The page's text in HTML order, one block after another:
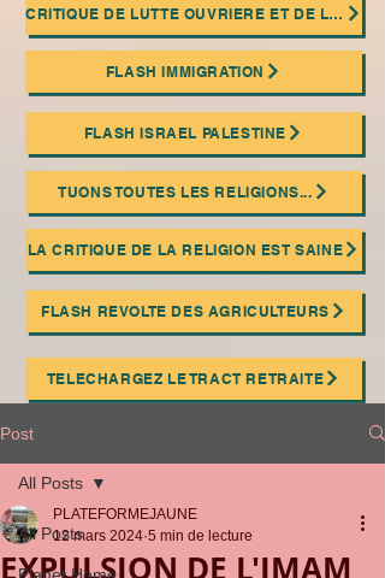
CRITIQUE DE LUTTE OUVRIERE ET DE LA RELIGION TROTSKIENNE
FLASH IMMIGRATION
FLASH ISRAEL PALESTINE
TUONS TOUTES LES RELIGIONS...
LA CRITIQUE DE LA RELIGION EST SAINE
FLASH REVOLTE DES AGRICULTEURS
TELECHARGEZ LE TRACT RETRAITE
Post
All Posts
Planet Home
All Posts
EXPULSION DE L'IMAM
PLATEFORMEJAUNE
12 mars 2024 5 min de lecture